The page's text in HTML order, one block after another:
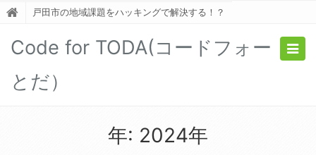
戸田市の地域課題をハッキングで解決する！？
Code for TODA(コードフォー
とだ）
年: 2024年